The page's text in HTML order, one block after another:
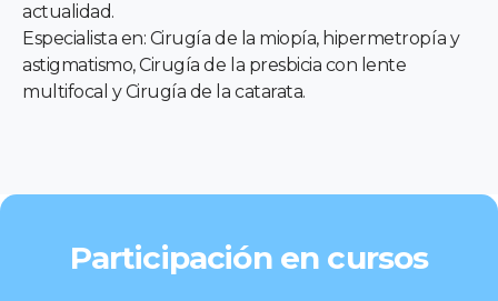
actualidad.
Especialista en: Cirugía de la miopía, hipermetropía y
astigmatismo, Cirugía de la presbicia con lente
multifocal y Cirugía de la catarata.
Participación en cursos